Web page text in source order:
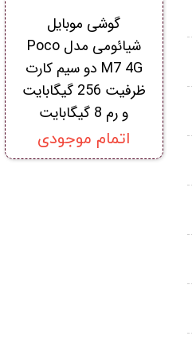
گوشی موبایل
شیائومی مدل Poco
M7 4G دو سیم کارت
ظرفیت 256 گیگابایت
و رم 8 گیگابایت
اتمام موجودی